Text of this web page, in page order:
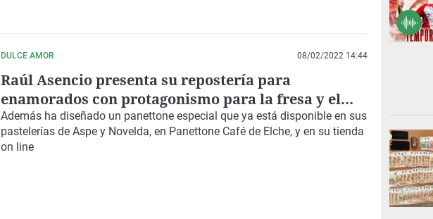
DULCE AMOR 08/02/2022 14:44
Raúl Asencio presenta su repostería para
enamorados con protagonismo para la fresa y el
chocolate
Además ha diseñado un panettone especial que ya está disponible en sus
pastelerías de Aspe y Novelda, en Panettone Café de Elche, y en su tienda
on line